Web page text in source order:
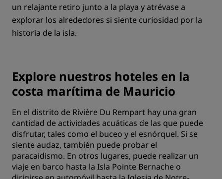
un relajante retiro junto a la playa y atrévase a
explorar los alrededores si siente curiosidad por la
historia de la isla.
Explore nuestros hoteles en la
costa marítima de Mauricio
En el distrito de Rivière Du Rempart hay una gran
cantidad de actividades acuáticas de las que puede
disfrutar, tales como el buceo y el esnórquel. Si se
siente audaz, también puede probar el
paracaidismo. En otros lugares, puede realizar un
viaje en barco hasta la Isla Pointe Bernache o